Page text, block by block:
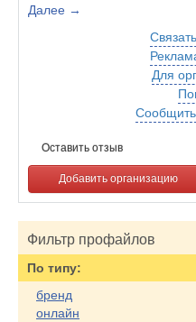
Далее →
Для
Оставить отзыв
Добавить организацию
Фильтр профайлов
По типу:
бренд
онлайн